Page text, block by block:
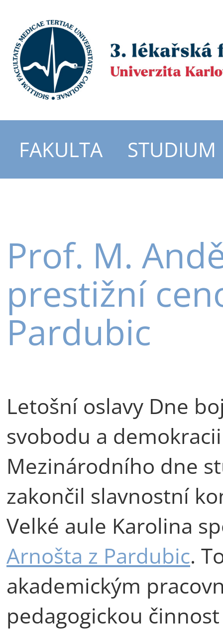
FAKULTA STUDIUM
Prof. M.
prestižní
Pardubic
Letošní oslavy Dne
svobodu a
Mezinárodního dne
zakončil slavnostní
Velké aule Karolina
Arnošta z Pardubic.
akademickým
pedagogickou